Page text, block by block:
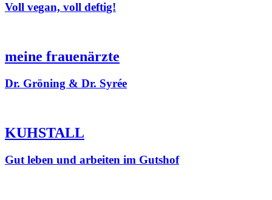
Voll vegan, voll deftig!
meine frauenärzte
Dr. Gröning & Dr. Syrée
KUHSTALL
Gut leben und arbeiten im Gutshof